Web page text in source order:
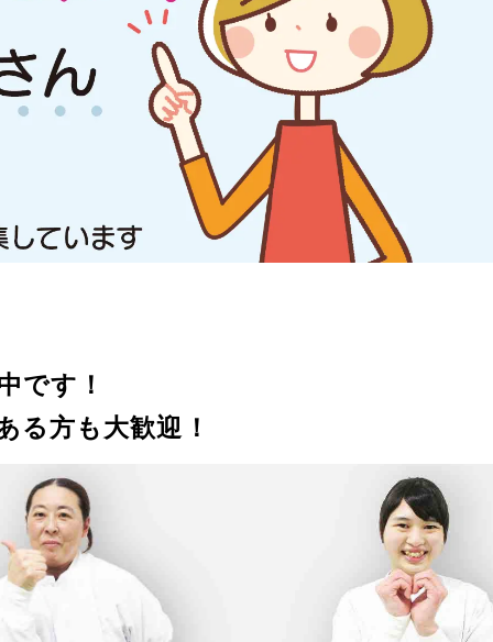
です！
る方も大歓迎！